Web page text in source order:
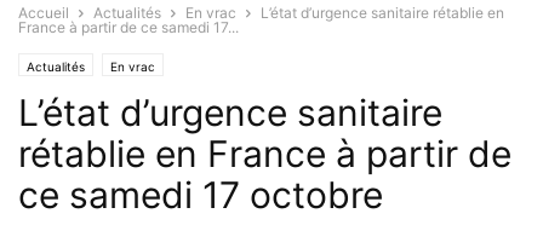
Accueil Actualités En vrac
L’état d’urgence sanitaire rétablie en
France à partir de ce samedi 17...
Actualités En vrac
L’état d’urgence sanitaire
rétablie en France à partir de
ce samedi 17 octobre